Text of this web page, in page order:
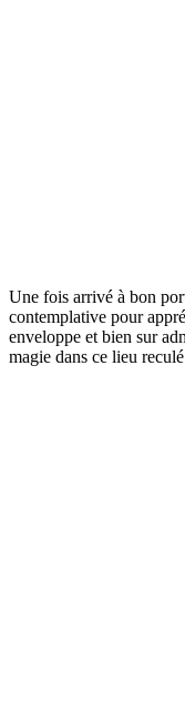
Une fois arrivé à bon
contemplative pour
enveloppe et bien sur
magie dans ce lieu